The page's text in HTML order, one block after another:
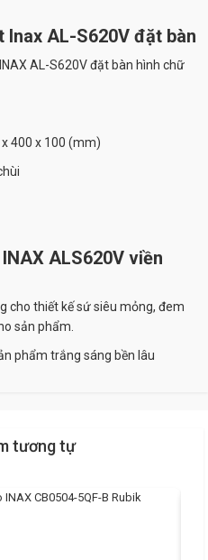
AL-S620V đặt bàn
AL-S620V đặt bàn hình chữ
400 x 100 (mm)
ALS620V viền
cho thiết kế sứ siêu mỏng, đem
sản phẩm.
phẩm trắng sáng bền lâu
tương tự